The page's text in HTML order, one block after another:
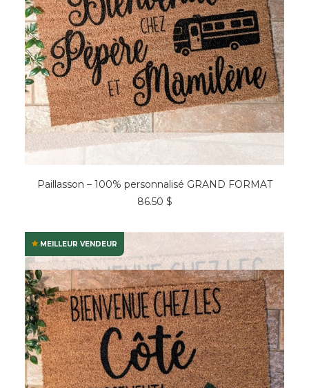
CHOIX DES OPTIONS
Paillasson – 100% personnalisé GRAND FORMAT
86.50 $
MEILLEUR VENDEUR